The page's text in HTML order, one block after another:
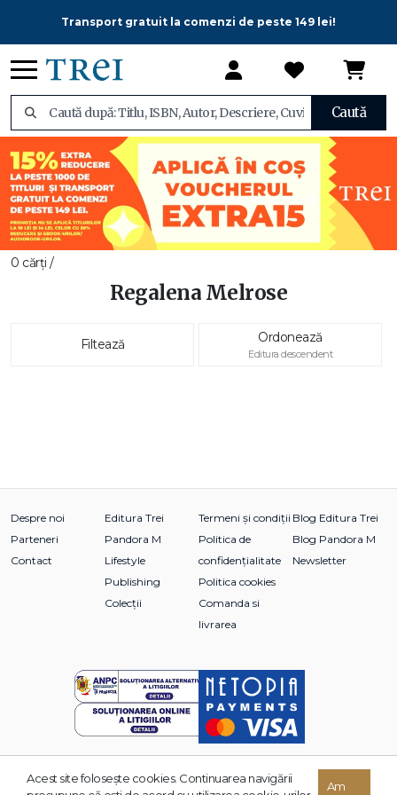
Transport gratuit la comenzi de peste 149 lei!
Caută
0 cărți /
Regalena Melrose
Filtează Ordonează
Editura descendent
Despre noi
Parteneri
Contact
Editura Trei
Pandora M
Lifestyle
Publishing
Colecții
Termeni și condiții
Politica de
confidențialitate
Politica cookies
Comanda si
livrarea
Blog Editura Trei
Blog Pandora M
Newsletter
© 2026 Grupul Editorial TREI. Toate drepturile rezervate.
Acest site foloseşte cookies. Continuarea navigării
Am